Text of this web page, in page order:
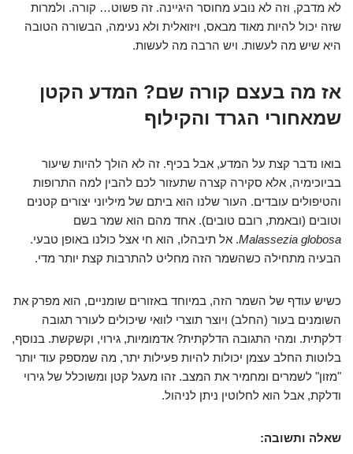
לא מדבק, וזה לא נובע מחוסר היגיינה. זה פשוט… קורה. ולמרות
שזה יכול להיות מאוד מבאס, ויזואלית ולא נעימה, הבשורה הטובה
היא שיש מה לעשות. ויש הרבה מה לעשות.
אז מה בעצם קורה שם? המדע הקטן
שמאחורי הגרד והקילוף
בואו נדבר קצת על המדע, אבל בכיף. זה לא הולך להיות שיעור
בביוכימיה, אלא סקירה קצרה שתעזור לכם להבין למה התרופות
והטיפולים עובדים. העור שלנו הוא ביתם של מיליוני יצורים קטנים
וטובים (ובאמת, רובם טובים). אחד מהם הוא שמר בשם
Malassezia globosa. אל תיבהלו, הוא חי אצל כולנו באופן טבעי.
הבעיה מתחילה כשהשמר הזה מחליט להתרבות קצת יותר מדי.
כשיש עודף של השמר הזה, במיוחד באזורים שומניים, הוא מפרק את
השומנים בעור (החלב) ויוצר תוצרי לוואי שיכולים לעורר תגובה
דלקתית. ומהי התגובה הדלקתית? אדמומיות, גירוי, וקשקשת. בנוסף,
בלוטות החלב עצמן יכולות להיות פעילות יתר, מה שמספק עוד יותר
"מזון" לשמרים ומחמיר את המצב. זהו מעגל קטן ומשוכלל של גירוי
ודלקת, אבל הוא לחלוטין ניתן לניהול.
שאלה ותשובה: